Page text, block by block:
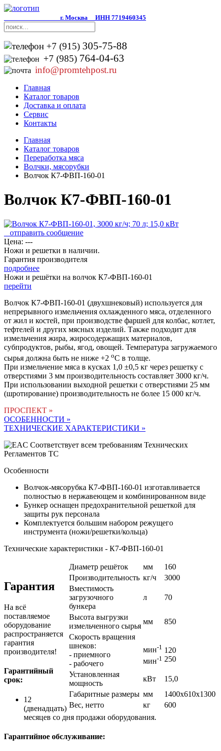
г. Москва ИНН 7719460345
+7 (915) 305-75-88
+7 (985) 764-04-63
info@promtehpost.ru
Главная
Каталог товаров
Доставка и оплата
Сервис
Контакты
Главная
Каталог товаров
Переработка мяса
Волчки, мясорубки
Волчок К7-ФВП-160-01
Волчок К7-ФВП-160-01
отправить сообщение
Цена: ---
Ножи и решетки в наличии.
Гарантия производителя
подробнее
Ножи и решётки на волчок К7-ФВП-160-01
перейти
Волчок К7-ФВП-160-01 (двухшнековый) используется для
непрерывного измельчения охлажденного мяса, отделенного
от жил и костей, при производстве фаршей для колбас, котлет,
тефтелей и других мясных изделий. Также подходит для
измельчения жира, жиросодержащих материалов,
субпродуктов, рыбы, ягод, овощей. Температура загружаемого
сырья должна быть не ниже +2 оС в толще.
При измельчение мяса в кусках 1,0 ±0,5 кг через решетку с
отверстиями 3 мм производительность составляет 3000 кг/ч.
При использовании выходной решетки с отверстиями 25 мм
(шротирование) производительность не более 15 000 кг/ч.
ПРОСПЕКТ »
ОСОБЕННОСТИ »
ТЕХНИЧЕСКИЕ ХАРАКТЕРИСТИКИ »
Соответствует всем требованиям Технических
Регламентов ТС
Особенности
Волчок-мясорубка К7-ФВП-160-01 изготавливается
полностью в нержавеющем и комбинированном виде
Бункер оснащен предохранительной решеткой для
защиты рук персонала
Комплектуется большим набором режущего
инструмента (ножи/решетки/кольца)
Технические характеристики - К7-ФВП-160-01
Диаметр решёток мм
160
Производительность кг/ч
3000
Вместимость
загрузочного
бункера
л 70
Высота выгрузки
измельченного сырья
мм
850
Скорость вращения
шнеков:
- приемного
- рабочего
мин-1
мин-1
120
250
Установленная
мощность
кВт
15,0
Габаритные размеры мм
1400х610х1300
Вес, нетто
кг 600
Гарантия
На всё
поставляемое
оборудование
распространяется
гарантия
производителя!
Гарантийный
срок:
12
(двенадцать)
месяцев со дня продажи оборудования.
Гарантийное обслуживание: